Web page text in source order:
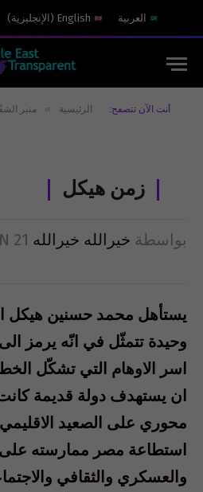
العربية English
( الإنجليزية)
أنت الآن تتصفح: الرئيسية » منبر
زمن هيكل
بواسطة خيرالله خيرالله 21 فبراير 2016
يستأهل محمد حسنين هيكل
وحيدة تتمثّل في انّه يرمز
اسر الاوهام التي تشكّل
ان يستهدف دولة قديمة
محوري على الصعيد
استطاعة مصر ممارسته
والعسكري والثقافي